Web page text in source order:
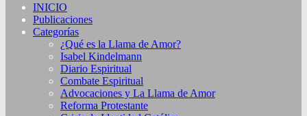
INICIO
Publicaciones
Categorías
¿Qué es la Llama de Amor?
Isabel Kindelmann
Diario Espiritual
Combate Espiritual
Advocaciones y La Llama de Amor
Reforma Protestante